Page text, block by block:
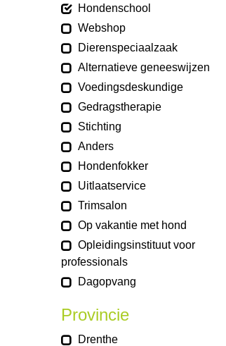
Hondenschool
Webshop
Dierenspeciaalzaak
Alternatieve geneeswijzen
Voedingsdeskundige
Gedragstherapie
Stichting
Anders
Hondenfokker
Uitlaatservice
Trimsalon
Op vakantie met hond
Opleidingsinstituut voor
professionals
Dagopvang
Provincie
Drenthe